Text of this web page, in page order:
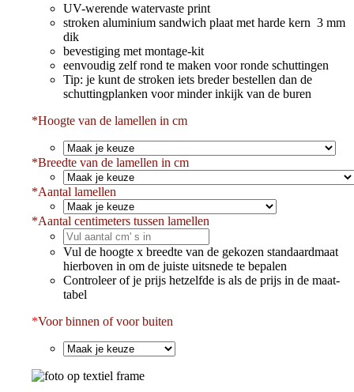
UV-werende watervaste print
stroken aluminium sandwich plaat met harde kern 3 mm
dik
bevestiging met montage-kit
eenvoudig zelf rond te maken voor ronde schuttingen
Tip: je kunt de stroken iets breder bestellen dan de
schuttingplanken voor minder inkijk van de buren
*Hoogte van de lamellen in cm
*Breedte van de lamellen in cm
*Aantal lamellen
*Aantal centimeters tussen lamellen
Vul de hoogte x breedte van de gekozen standaardmaat
hierboven in om de juiste uitsnede te bepalen
Controleer of je prijs hetzelfde is als de prijs in de maat-
tabel
*Voor binnen of voor buiten